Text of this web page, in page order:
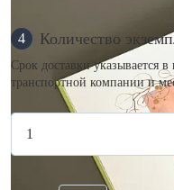
4 Количество
Срок доставки указывается
транспортной компании и